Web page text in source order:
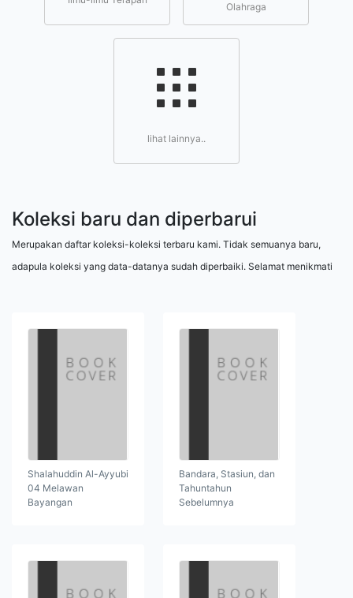
Olahraga
lihat lainnya..
Koleksi baru dan diperbarui
Merupakan daftar koleksi-koleksi terbaru kami. Tidak semuanya baru,
adapula koleksi yang data-datanya sudah diperbaiki. Selamat menikmati
Shalahuddin Al-Ayyubi
04 Melawan
Bayangan
Bandara, Stasiun, dan
Tahuntahun
Sebelumnya